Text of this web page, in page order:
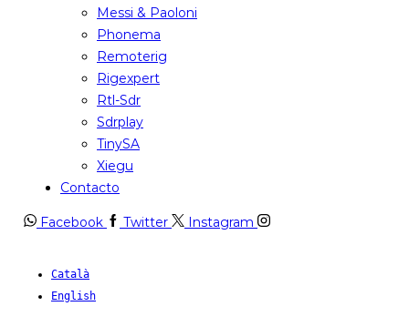
Messi & Paoloni
Phonema
Remoterig
Rigexpert
Rtl-Sdr
Sdrplay
TinySA
Xiegu
Contacto
Facebook Twitter Instagram
Català
English